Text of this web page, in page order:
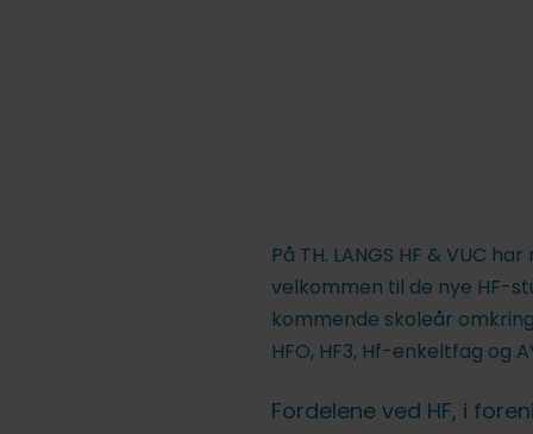
På TH. LANGS HF & VUC
velkommen til de nye HF-
kommende skoleår
HFO, HF3, Hf-enkeltfag og
Fordelene ved HF, i